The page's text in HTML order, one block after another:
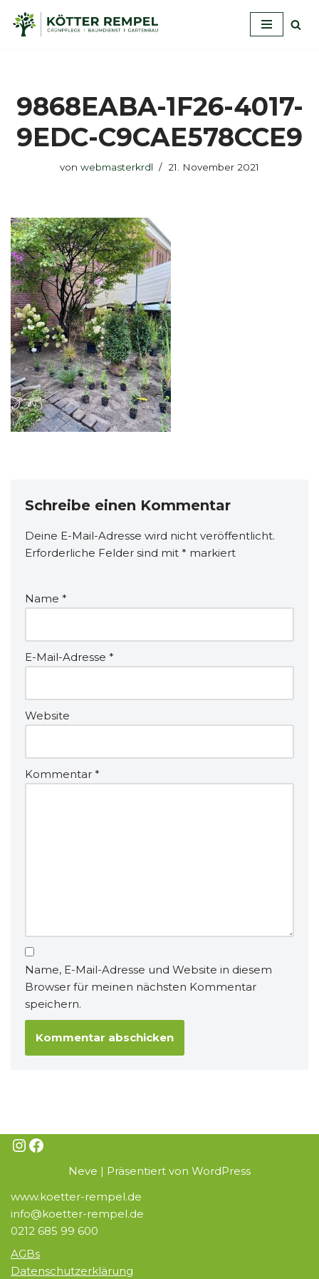
Zum
9868EABA-1F26-4017-
9EDC-C9CAE578CCE9
von webmasterkrdl 21. November 2021
Schreibe einen Kommentar
Deine E-Mail-Adresse wird nicht veröffentlicht.
Erforderliche Felder sind mit * markiert
Name *
E-Mail-Adresse *
Website
Kommentar *
Name, E-Mail-Adresse und Website in diesem
Browser für meinen nächsten Kommentar
speichern.
Neve | Präsentiert von WordPress
www.koetter-rempel.de
info@koetter-rempel.de
0212 685 99 600
AGBs
Datenschutzerklärung